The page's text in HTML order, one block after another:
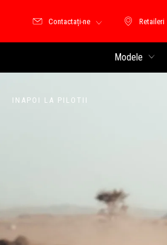
Retaileri
Retaileri
Contactați-ne
Modele
INAPOI LA PILOTII